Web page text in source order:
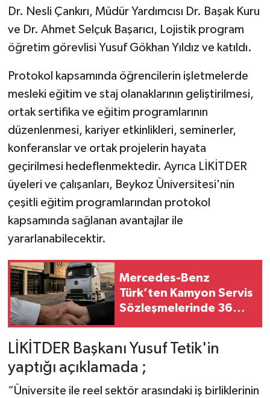
Dr. Nesli Çankırı, Müdür Yardımcısı Dr. Başak Kuru
ve Dr. Ahmet Selçuk Başarıcı, Lojistik program
öğretim görevlisi Yusuf Gökhan Yıldız ve katıldı.
Protokol kapsamında öğrencilerin işletmelerde
mesleki eğitim ve staj olanaklarının geliştirilmesi,
ortak sertifika ve eğitim programlarının
düzenlenmesi, kariyer etkinlikleri, seminerler,
konferanslar ve ortak projelerin hayata
geçirilmesi hedeflenmektedir. Ayrıca LİKİTDER
üyeleri ve çalışanları, Beykoz Üniversitesi'nin
çeşitli eğitim programlarından protokol
kapsamında sağlanan avantajlar ile
yararlanabilecektir.
Mercedes-Benz
Türk’ten Kamyon Servis
Sözleşmelerinde 36
LİKİTDER Başkanı Yusuf Tetik'in
yaptığı açıklamada ;
“Üniversite ile reel sektör arasındaki iş birliklerinin